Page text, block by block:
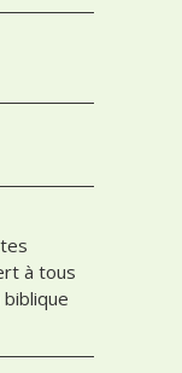
à tous